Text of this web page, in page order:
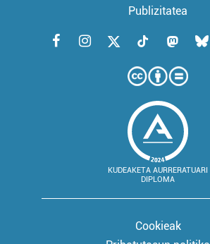
Publizitatea
KUDEAKETA AURRERATUARI
DIPLOMA
Cookieak